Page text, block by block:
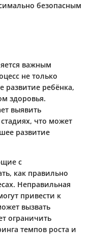
безопасным
важным
не только
развитие ребёнка,
здоровья.
выявить
что может
развитие
с
как правильно
Неправильная
привести к
вызвать
ограничить
темпов роста и